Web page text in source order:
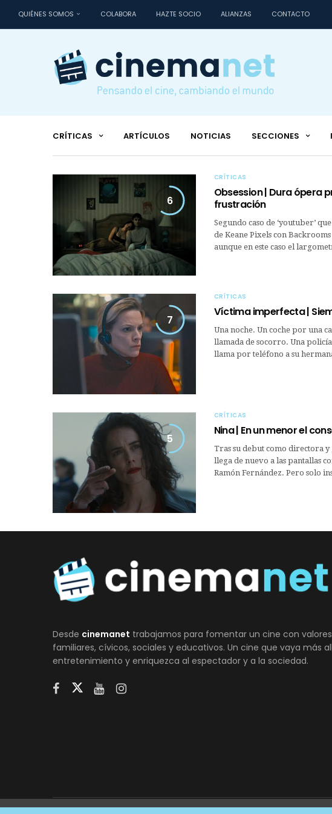
QUIÉNES SOMOS COLABORA HAZTE SOCIO ALIANZAS CONTACTO
CRÍTICAS ARTÍCULOS NOTICIAS SECCIONES
6
CRÍTICAS
Obsession | Dura ópera
frustración
Segundo caso de ‘youtuber’
de Keane Pixels con
aunque en este caso el
7
CRÍTICAS
Víctima imperfecta |
Una noche. Un coche por una
llamada de socorro. Una
llama por teléfono a su
5
CRÍTICAS
Nina | En un menor el
Tras su debut como directora y
llega de nuevo a las pantallas
Ramón Fernández. Pero solo
Desde cinemanet trabajamos para fomentar un cine con
familiares, cívicos, sociales y educativos. Un cine que vaya más
entretenimiento y enriquezca al espectador y a la sociedad.